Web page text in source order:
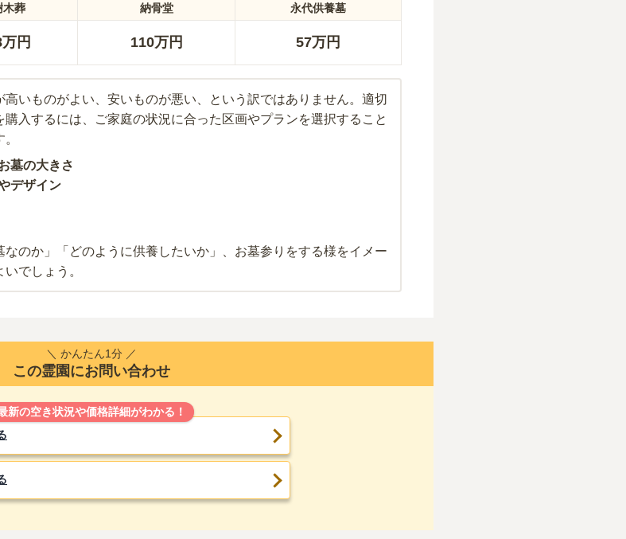
木葬 納骨堂 永代供養墓
円 110万円 57万円
高いものがよい、安いものが悪い、という訳ではありません。適切
購入するには、ご家庭の状況に合った区画やプランを選択すること
墓の大きさ
デザイン
なのか」「どのように供養したいか」、お墓参りをする様をイメー
でしょう。
＼ かんたん1分 ／
この霊園にお問い合わせ
新の空き状況や価格詳細がわかる！